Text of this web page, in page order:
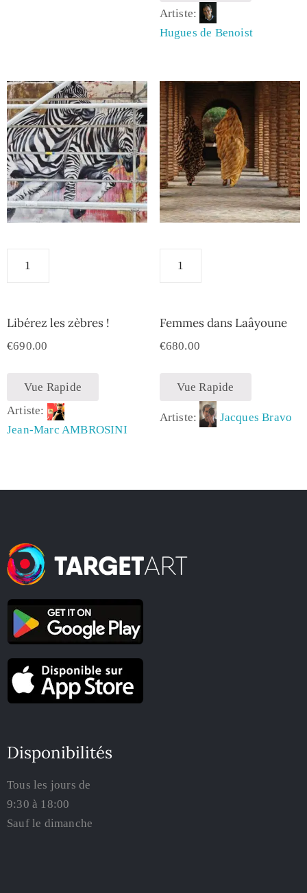
Artiste:
Hugues de Benoist
Libérez les zèbres !
€690.00
Vue Rapide
Artiste:
Jean-Marc AMBROSINI
Femmes dans Laâyoune
€680.00
Vue Rapide
Artiste: Jacques Bravo
Disponibilités
Tous les jours de
9:30 à 18:00
Sauf le dimanche